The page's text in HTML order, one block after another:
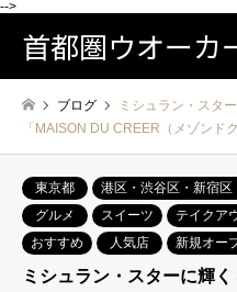
-->
首都圏ウオーカ
ブログ
ミシュラン・スタ
「MAISON DU CREER（メゾンド
東京都
港区・渋谷区・新宿区
グルメ
スイーツ
テイクア
おすすめ
人気店 新規オー
ミシュラン・スターに輝